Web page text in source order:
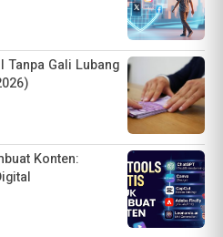
Tanpa Gali Lubang
Konten: